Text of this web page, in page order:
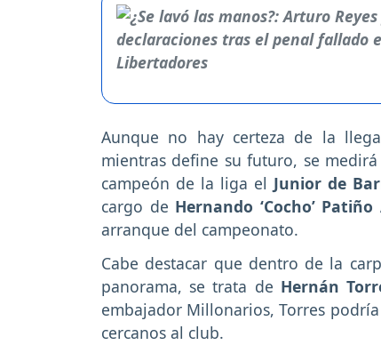
Aunque no hay certeza de la
mientras define su futuro, se
campeón de la liga el Junior de
cargo de Hernando ‘Cocho’ Patiño
arranque del campeonato.
Cabe destacar que dentro de la
panorama, se trata de Hernán
embajador Millonarios, Torres
cercanos al club.